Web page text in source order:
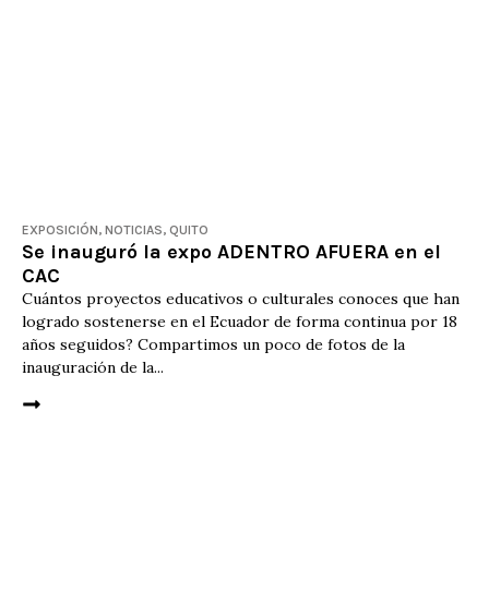
EXPOSICIÓN, NOTICIAS, QUITO
Se inauguró la expo ADENTRO AFUERA en el
CAC
Cuántos proyectos educativos o culturales conoces que han
logrado sostenerse en el Ecuador de forma continua por 18
años seguidos? Compartimos un poco de fotos de la
inauguración de la...